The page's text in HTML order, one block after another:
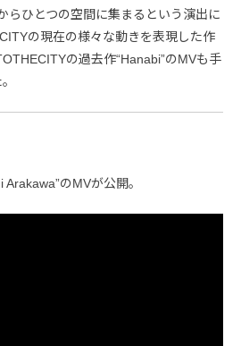
らひとつの空間に集まるという演出に
の現在の様々な動きを表現した作
の過去作“Hanabi”のMVも手
のMVが公開。